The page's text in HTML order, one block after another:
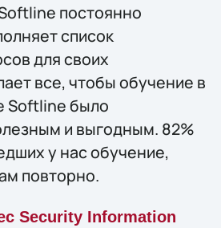
постоянно
список
для своих
все, чтобы обучение в
Softline было
и выгодным. 82%
у нас обучение,
повторно.
Security Information